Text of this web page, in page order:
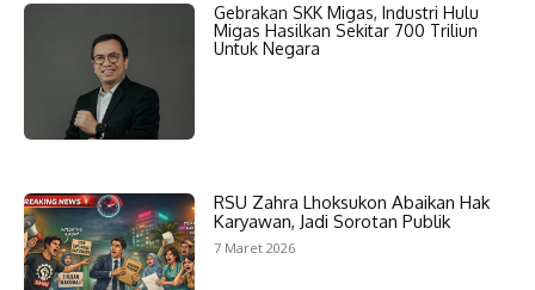
Gebrakan SKK Migas, Industri Hulu
Migas Hasilkan Sekitar 700 Triliun
Untuk Negara
RSU Zahra Lhoksukon Abaikan Hak
Karyawan, Jadi Sorotan Publik
7 Maret 2026